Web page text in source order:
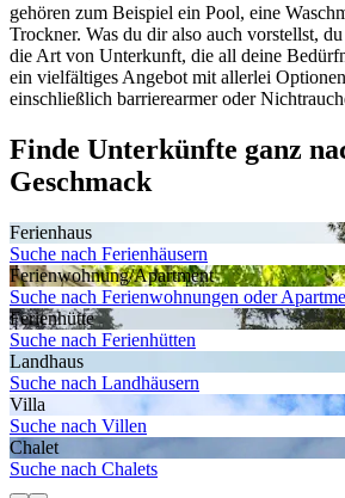
gehören zum Beispiel ein Pool, eine
Trockner. Was du dir also auch vorstellst,
die Art von Unterkunft, die all deine
ein vielfältiges Angebot mit allerlei
einschließlich barrierearmer oder
Finde Unterkünfte ganz
Geschmack
Ferienhaus
Suche nach Ferienhäusern
Ferienwohnung/Apartment
Suche nach Ferienwohnungen oder
Ferienhütte
Suche nach Ferienhütten
Landhaus
Suche nach Landhäusern
Villa
Suche nach Villen
Chalet
Suche nach Chalets